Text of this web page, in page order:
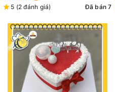
5 (2 đánh giá) Đã bán 7